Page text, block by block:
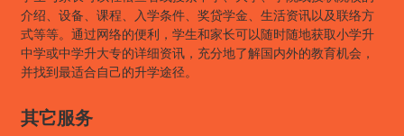
介绍、设备、课程、入学条件、奖贷学金、生活资讯以及联络方
式等等。通过网络的便利，学生和家长可以随时随地获取小学升
中学或中学升大专的详细资讯，充分地了解国内外的教育机会，
并找到最适合自己的升学途径。
其它服务